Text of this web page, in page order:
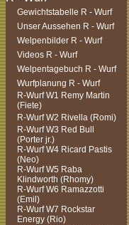
Gewichtstabelle R - Wurf
Unser Aussehen R - Wurf
Welpenbilder R - Wurf
Videos R - Wurf
Welpentagebuch R - Wurf
Wurfplanung R - Wurf
R-Wurf W1 Remy Martin
(Fiete)
R-Wurf W2 Rivella (Romi)
R-Wurf W3 Red Bull
(Porter jr.)
R-Wurf W4 Ricard Pastis
(Neo)
R-Wurf W5 Raba
Klindworth (Rhomy)
R-Wurf W6 Ramazzotti
(Emil)
R-Wurf W7 Rockstar
Energy (Rio)